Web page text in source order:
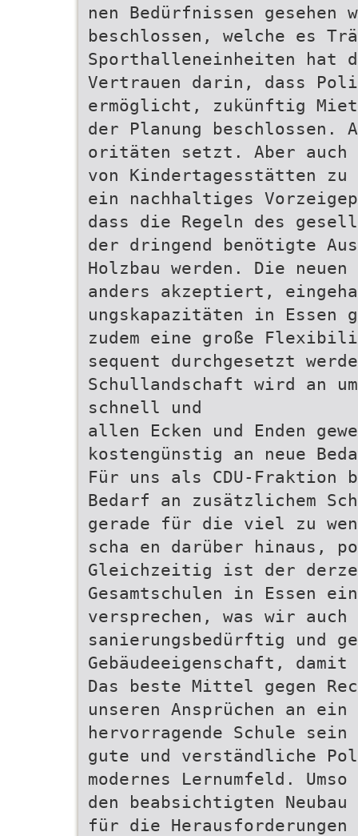
nen Bedürfnissen gesehen
beschlossen, welche es
Sporthalleneinheiten hat
Vertrauen darin, dass
ermöglicht, zukünftig
der Planung beschlossen.
oritäten setzt. Aber auch
von Kindertagesstätten zu
ein nachhaltiges
dass die Regeln des
der dringend benötigte
Holzbau werden. Die neuen
anders akzeptiert,
ungskapazitäten in Essen
zudem eine große
sequent durchgesetzt
Schullandschaft wird an
schnell und
allen Ecken und Enden
kostengünstig an neue
Für uns als CDU-Fraktion
Bedarf an zusätzlichem
gerade für die viel zu
scha en darüber hinaus,
Gleichzeitig ist der
Gesamtschulen in Essen
versprechen, was wir
sanierungsbedürftig und
Gebäudeeigenschaft,
Das beste Mittel gegen
unseren Ansprüchen an
hervorragende Schule sein
gute und verständliche
modernes Lernumfeld.
den beabsichtigten
für die